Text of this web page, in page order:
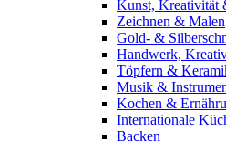
Kunst, Kreativität
Zeichnen & Malen
Gold- &
Handwerk,
Töpfern &
Musik &
Kochen &
Internationale
Backen